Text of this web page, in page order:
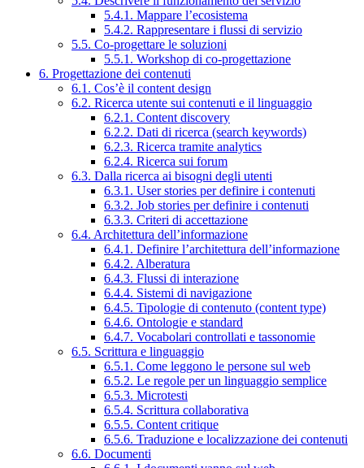
5.4.1. Mappare l’ecosistema
5.4.2. Rappresentare i flussi di servizio
5.5. Co-progettare le soluzioni
5.5.1. Workshop di co-progettazione
6. Progettazione dei contenuti
6.1. Cos’è il content design
6.2. Ricerca utente sui contenuti e il linguaggio
6.2.1. Content discovery
6.2.2. Dati di ricerca (search keywords)
6.2.3. Ricerca tramite analytics
6.2.4. Ricerca sui forum
6.3. Dalla ricerca ai bisogni degli utenti
6.3.1. User stories per definire i contenuti
6.3.2. Job stories per definire i contenuti
6.3.3. Criteri di accettazione
6.4. Architettura dell’informazione
6.4.1. Definire l’architettura dell’informazione
6.4.2. Alberatura
6.4.3. Flussi di interazione
6.4.4. Sistemi di navigazione
6.4.5. Tipologie di contenuto (content type)
6.4.6. Ontologie e standard
6.4.7. Vocabolari controllati e tassonomie
6.5. Scrittura e linguaggio
6.5.1. Come leggono le persone sul web
6.5.2. Le regole per un linguaggio semplice
6.5.3. Microtesti
6.5.4. Scrittura collaborativa
6.5.5. Content critique
6.5.6. Traduzione e localizzazione dei contenuti
6.6. Documenti